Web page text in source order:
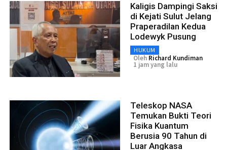
Kaligis Dampingi Saksi
di Kejati Sulut Jelang
Praperadilan Kedua
Lodewyk Pusung
HUKUM
Oleh Richard Kundiman
1 jam yang lalu
Teleskop NASA
Temukan Bukti Teori
Fisika Kuantum
Berusia 90 Tahun di
Luar Angkasa